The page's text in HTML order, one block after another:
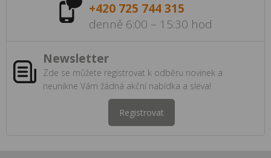
+420 725 744 315
denně 6:00 – 15:30 hod
Newsletter
Zde se můžete registrovat k odběru novinek a
neunikne Vám žádná akční nabídka a sleva!
Registrovat